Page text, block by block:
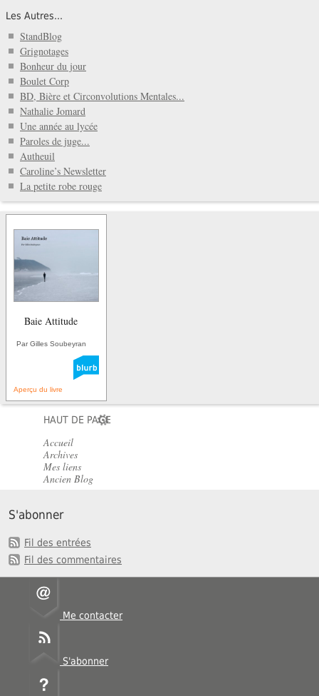
Les Autres...
StandBlog
Grignotages
Bonheur du jour
Boulet Corp
BD, Bière et Circonvolutions Mentales...
Nathalie Jomard
Une année au lycée
Paroles de juge...
Autheuil
Caroline’s Newsletter
La petite robe rouge
Baie Attitude
Par Gilles Soubeyran
Aperçu du livre
HAUT DE PAGE
Accueil
Archives
Mes liens
Ancien Blog
S'abonner
Fil des entrées
Fil des commentaires
Me contacter
S'abonner